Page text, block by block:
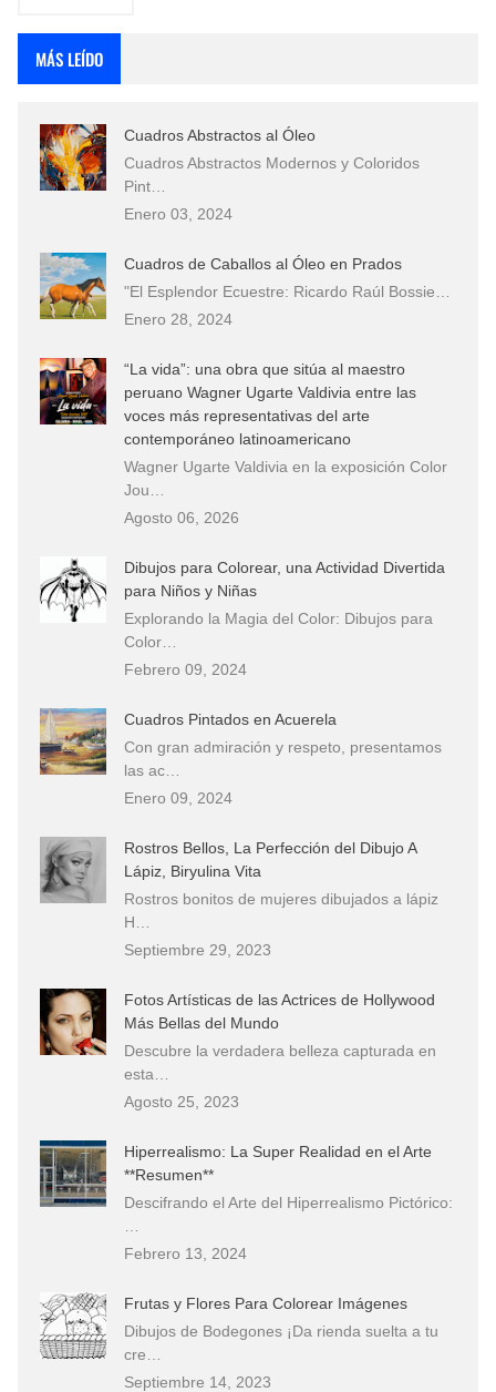
MÁS LEÍDO
Cuadros Abstractos al Óleo
Cuadros Abstractos Modernos y Coloridos
Pint…
Enero 03, 2024
Cuadros de Caballos al Óleo en Prados
"El Esplendor Ecuestre: Ricardo Raúl Bossie…
Enero 28, 2024
“La vida”: una obra que sitúa al maestro
peruano Wagner Ugarte Valdivia entre las
voces más representativas del arte
contemporáneo latinoamericano
Wagner Ugarte Valdivia en la exposición Color
Jou…
Agosto 06, 2026
Dibujos para Colorear, una Actividad Divertida
para Niños y Niñas
Explorando la Magia del Color: Dibujos para
Color…
Febrero 09, 2024
Cuadros Pintados en Acuerela
Con gran admiración y respeto, presentamos
las ac…
Enero 09, 2024
Rostros Bellos, La Perfección del Dibujo A
Lápiz, Biryulina Vita
Rostros bonitos de mujeres dibujados a lápiz
H…
Septiembre 29, 2023
Fotos Artísticas de las Actrices de Hollywood
Más Bellas del Mundo
Descubre la verdadera belleza capturada en
esta…
Agosto 25, 2023
Hiperrealismo: La Super Realidad en el Arte
**Resumen**
Descifrando el Arte del Hiperrealismo Pictórico:
Febrero 13, 2024
Frutas y Flores Para Colorear Imágenes
Dibujos de Bodegones ¡Da rienda suelta a tu
cre…
Septiembre 14, 2023